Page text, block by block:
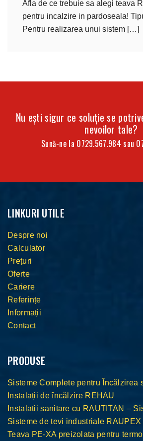
Afla de ce trebuie sa alegi teava
pentru incalzire in pardoseala!
Pentru realizarea unui sistem […]
Nu ești sigur ce soluție se
nevoilor tale?
Sună-ne la 0729.567.984 sau
LINKURI UTILE
Despre noi
Calculator
Prețuri
Oferte
Cariere
Referințe
Informații
Contact
PRODUSE
Sisteme Complete pentru Încălzirea
Instalații de încălzire REHAU
Instalatii sanitare cu RAUTITAN –
Sisteme de tevi industriale
Teava PE-XA preizolata pentru